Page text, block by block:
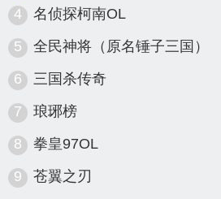
4
名侦探柯南OL
5
全民神将（原名锤子三国）
6
三国杀传奇
7
琅琊榜
8
拳皇97OL
9
苍翼之刃